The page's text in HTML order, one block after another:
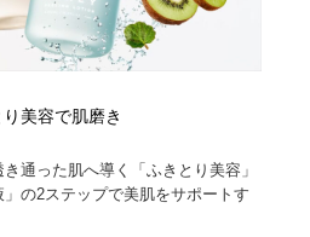
美容で肌磨き
通った肌へ導く「ふきとり美容」
の2ステップで美肌をサポートす